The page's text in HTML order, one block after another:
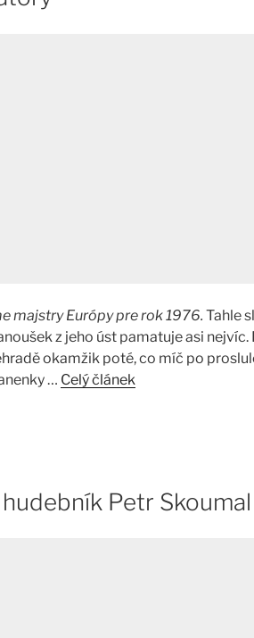
majstry Európy pre rok 1976. Tahle
z jeho úst pamatuje asi nejvíc.
okamžik poté, co míč po
… Celý článek
Petr Skoumal